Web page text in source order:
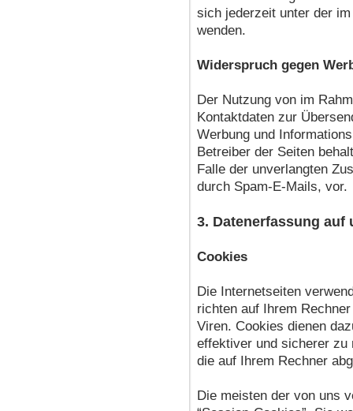
sich jederzeit unter der
wenden.
Widerspruch gegen
Der Nutzung von im
Kontaktdaten zur
Werbung und
Betreiber der Seiten
Falle der unverlangten
durch Spam-E-Mails, vor.
3. Datenerfassung auf
Cookies
Die Internetseiten
richten auf Ihrem
Viren. Cookies dienen
effektiver und sicherer zu
die auf Ihrem Rechner
Die meisten der von uns